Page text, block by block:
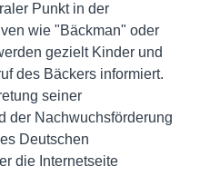
Punkt in der
wie "Bäckman" oder
gezielt Kinder und
des Bäckers informiert.
seiner
der Nachwuchsförderung
Deutschen
die Internetseite